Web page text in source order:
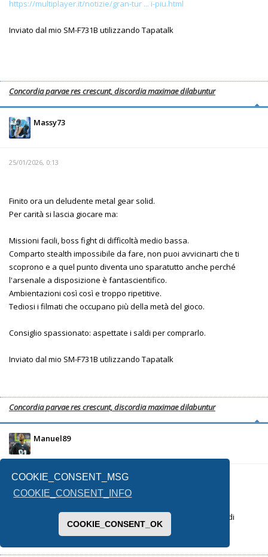
COOKIE_CONSENT_MSG
COOKIE_CONSENT_INFO
COOKIE_CONSENT_OK
https://multiplayer.it/notizie/gran-tur ... i-piu.html
Inviato dal mio SM-F731B utilizzando Tapatalk
Concordia parvae res crescunt, discordia maximae dilabuntur
Massy73
25/01/2026, 0:13
Finito ora un deludente metal gear solid.
Per carità si lascia giocare ma:
Missioni facili, boss fight di difficoltà medio bassa.
Comparto stealth impossibile da fare, non puoi avvicinarti che ti
scoprono e a quel punto diventa uno sparatutto anche perché
l'arsenale a disposizione è fantascientifico.
Ambientazioni così così e troppo ripetitive.
Tediosi i filmati che occupano più della metà del gioco.
Consiglio spassionato: aspettate i saldi per comprarlo.
Inviato dal mio SM-F731B utilizzando Tapatalk
Concordia parvae res crescunt, discordia maximae dilabuntur
Manuel89
19/02/2026, 21:35
Sony, a sorpresa, chiude Blupoint Games (quelli del remake di